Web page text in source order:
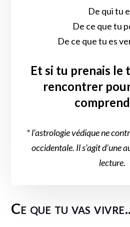
De qui tu
De ce que tu
De ce que tu es
Et si tu prenais le
rencontrer
* l’astrologie védique ne
occidentale. Il s’agit d’une
lecture.
Ce que tu vas